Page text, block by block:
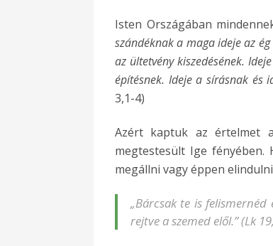
Isten Országában
szándéknak a maga ideje az
az ültetvény kiszedésének.
építésnek. Ideje a sírásnak és
3,1-4)
Azért kaptuk az értelmet
megtestesült Ige
megállni vagy éppen
„Bárcsak te is felismernéd
rejtve a szemed elől.”(Lk